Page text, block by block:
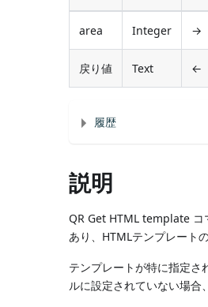
area Integer →
戻り値 Text ←
履歴
説明
QR Get HTML template コ
あり、HTMLテンプレート
テンプレートが特に指定さ
ルに設定されていない場合